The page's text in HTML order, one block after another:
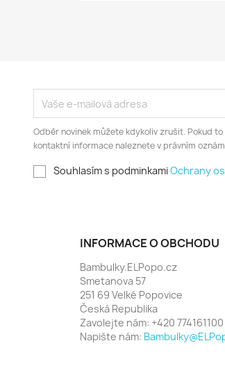
Odběr novinek můžete kdykoliv zrušit. Pokud
kontaktní informace naleznete v právním
Souhlasím s podminkamiOchrany
INFORMACE O OBCHODU
Bambulky.ELPopo.cz
Smetanova 57
251 69 Velké Popovice
Česká Republika
Zavolejte nám: +420 774161100
Napište nám: